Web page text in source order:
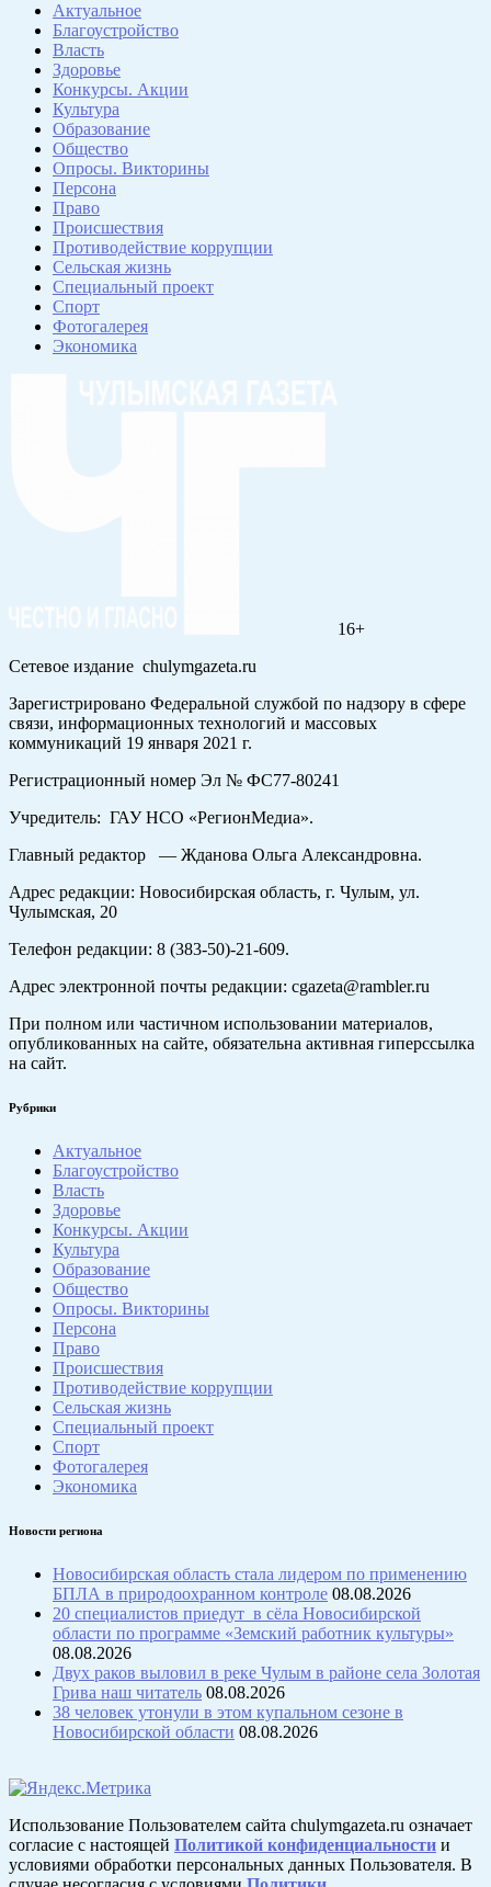
Актуальное
Благоустройство
Власть
Здоровье
Конкурсы. Акции
Культура
Образование
Общество
Опросы. Викторины
Персона
Право
Происшествия
Противодействие коррупции
Сельская жизнь
Специальный проект
Спорт
Фотогалерея
Экономика
16+
Сетевое издание chulymgazeta.ru
Зарегистрировано Федеральной службой по надзору в сфере
связи, информационных технологий и массовых
коммуникаций 19 января 2021 г.
Регистрационный номер Эл № ФС77-80241
Учредитель: ГАУ НСО «РегионМедиа».
Главный редактор — Жданова Ольга Александровна.
Адрес редакции: Новосибирская область, г. Чулым, ул.
Чулымская, 20
Телефон редакции: 8 (383-50)-21-609.
Адрес электронной почты редакции: cgazeta@rambler.ru
При полном или частичном использовании материалов,
опубликованных на сайте, обязательна активная гиперссылка
на сайт.
Рубрики
Актуальное
Благоустройство
Власть
Здоровье
Конкурсы. Акции
Культура
Образование
Общество
Опросы. Викторины
Персона
Право
Происшествия
Противодействие коррупции
Сельская жизнь
Специальный проект
Спорт
Фотогалерея
Экономика
Новости региона
Новосибирская область стала лидером по применению
БПЛА в природоохранном контроле 08.08.2026
20 специалистов приедут в сёла Новосибирской
области по программе «Земский работник культуры»
08.08.2026
Двух раков выловил в реке Чулым в районе села Золотая
Грива наш читатель 08.08.2026
38 человек утонули в этом купальном сезоне в
Новосибирской области 08.08.2026
Использование Пользователем сайта chulymgazeta.ru означает
согласие с настоящей Политикой конфиденциальности и
условиями обработки персональных данных Пользователя. В